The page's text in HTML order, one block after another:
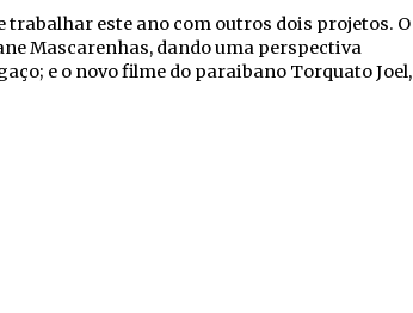
trabalhar este ano com outros dois projetos. O
Mascarenhas, dando uma perspectiva
e o novo filme do paraibano Torquato Joel,